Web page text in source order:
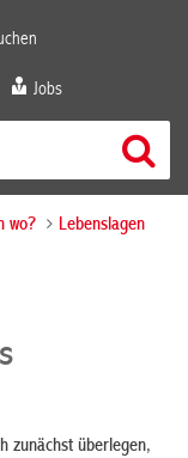
Jobs
wo? Lebenslagen
zunächst überlegen,